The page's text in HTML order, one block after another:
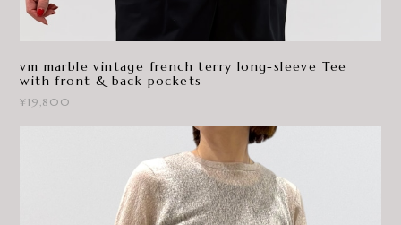
vm marble vintage french terry long-sleeve Tee
with front & back pockets
¥19,800